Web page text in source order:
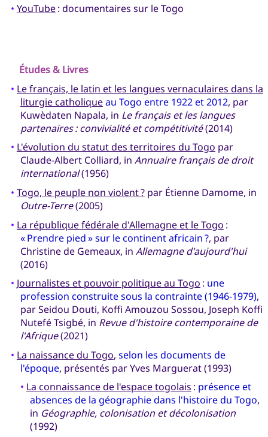
• YouTube: documentaires sur le Togo
Études & Livres
• Le français, le latin et les langues vernaculaires dans la
liturgie catholiqueau Togo entre 1922 et 2012, par
Kuwèdaten Napala, in Le français et les langues
partenaires : convivialité et compétitivité(2014)
• L'évolution du statut des territoires du Togo par
Claude-Albert Colliard, in Annuaire français de droit
international(1956)
• Togo, le peuple non violent ?par Étienne Damome, in
Outre-Terre(2005)
• La république fédérale d'Allemagne et le Togo :
« Prendre pied » sur le continent africain ?, par
Christine de Gemeaux, in Allemagne d'aujourd'hui
(2016)
• Journalistes et pouvoir politique au Togo : une
profession construite sous la contrainte (1946-1979),
par Seidou Douti, Koffi Amouzou Sossou, Joseph Koffi
Nutefé Tsigbé, in Revue d'histoire contemporaine de
l'Afrique(2021)
• La naissance du Togo, selon les documents de
l'époque, présentés par Yves Marguerat (1993)
• La connaissance de l'espace togolais : présence et
absences de la géographie dans l'histoire du Togo,
in Géographie, colonisation et décolonisation
(1992)